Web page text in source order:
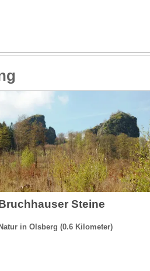
Steine
Natur in Olsberg (0.6 Kilometer)